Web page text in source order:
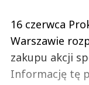
16 czerwca
Warszawie
zakupu akcji
Informację tę